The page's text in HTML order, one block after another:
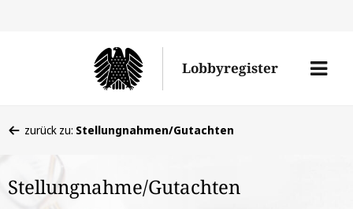
Lobbyregister
Menü
befinden
hier:
zurück zu: Stellungnahmen/Gutachten
Stellungnahme/Gutachten